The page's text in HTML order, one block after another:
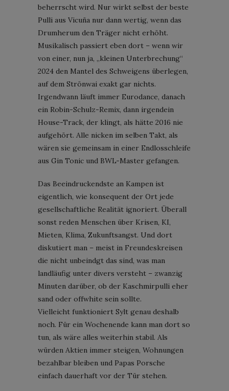
beherrscht wird. Nur wirkt selbst der beste
Pulli aus Vicuña nur dann wertig, wenn das
Drumherum den Träger nicht erhöht.
Musikalisch passiert eben dort – wenn wir
von einer, nun ja, „kleinen Unterbrechung“
2024 den Mantel des Schweigens überlegen,
auf dem Strönwai exakt gar nichts.
Irgendwann läuft immer Eurodance, danach
ein Robin-Schulz-Remix, dann irgendein
House-Track, der klingt, als hätte 2016 nie
aufgehört. Alle nicken im selben Takt, als
wären sie gemeinsam in einer Endlosschleife
aus Gin Tonic und BWL-Master gefangen.
Das Beeindruckendste an Kampen ist
eigentlich, wie konsequent der Ort jede
gesellschaftliche Realität ignoriert. Überall
sonst reden Menschen über Krisen, KI,
Mieten, Klima, Zukunftsangst. Und dort
diskutiert man – meist in Freundeskreisen
die nicht unbeindgt das sind, was man
landläufig unter divers versteht – zwanzig
Minuten darüber, ob der Kaschmirpulli eher
sand oder offwhite sein sollte.
Vielleicht funktioniert Sylt genau deshalb
noch. Für ein Wochenende kann man dort so
tun, als wäre alles weiterhin stabil. Als
würden Aktien immer steigen, Wohnungen
bezahlbar bleiben und Papas Porsche
einfach dauerhaft vor der Tür stehen.